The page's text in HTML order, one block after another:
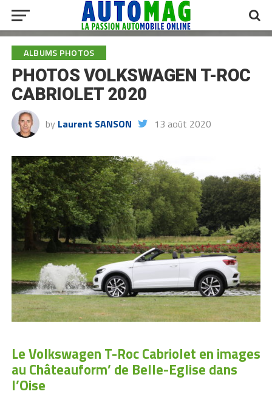
ALBUMS PHOTOS
PHOTOS VOLKSWAGEN T-ROC
CABRIOLET 2020
by Laurent SANSON 13 août 2020
Le Volkswagen T-Roc Cabriolet en images
au Châteauform’ de Belle-Eglise dans
l’Oise